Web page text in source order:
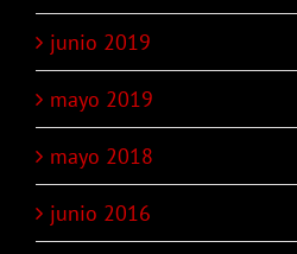
junio 2019
mayo 2019
mayo 2018
junio 2016